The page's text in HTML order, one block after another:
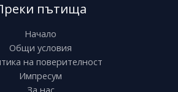
пътища
Начало
Общи условия
на поверителност
Импресум